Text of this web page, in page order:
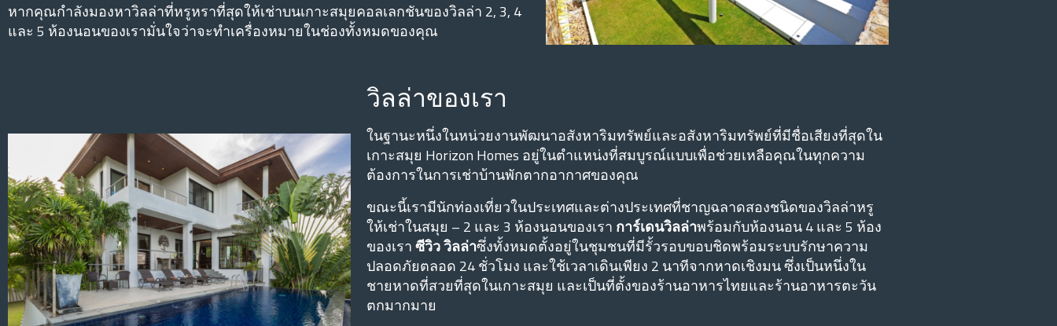
หากคุณกําลังมองหาวิลล่าที่หรูหราที่สุดให้เช่าบนเกาะสมุยคอลเลกชันของวิลล่า 2, 3, 4
และ 5 ห้องนอนของเรามั่นใจว่าจะทําเครื่องหมายในช่องทั้งหมดของคุณ
วิลล่าของเรา
ในฐานะหนึ่งในหน่วยงานพัฒนาอสังหาริมทรัพย์และอสังหาริมทรัพย์ที่มีชื่อเสียงที่สุดใน
เกาะสมุย Horizon Homes อยู่ในตําแหน่งที่สมบูรณ์แบบเพื่อช่วยเหลือคุณในทุกความ
ต้องการในการเช่าบ้านพักตากอากาศของคุณ
ขณะนี้เรามีนักท่องเที่ยวในประเทศและต่างประเทศที่ชาญฉลาดสองชนิดของวิลล่าหรู
ให้เช่าในสมุย – 2 และ 3 ห้องนอนของเรา การ์เดนวิลล่าพร้อมกับห้องนอน 4 และ 5 ห้อง
ของเราซีวิว วิลล่าซึ่งทั้งหมดตั้งอยู่ในชุมชนที่มีรั้วรอบขอบชิดพร้อมระบบรักษาความ
ปลอดภัยตลอด 24 ชั่วโมง และใช้เวลาเดินเพียง 2 นาทีจากหาดเชิงมน ซึ่งเป็นหนึ่งใน
ชายหาดที่สวยที่สุดในเกาะสมุย และเป็นที่ตั้งของร้านอาหารไทยและร้านอาหารตะวัน
ตกมากมาย